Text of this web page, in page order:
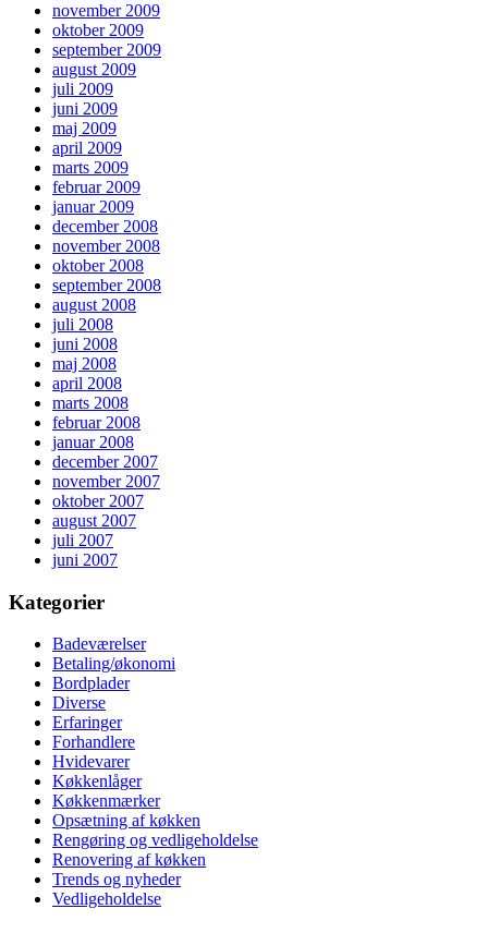
november 2009
oktober 2009
september 2009
august 2009
juli 2009
juni 2009
maj 2009
april 2009
marts 2009
februar 2009
januar 2009
december 2008
november 2008
oktober 2008
september 2008
august 2008
juli 2008
juni 2008
maj 2008
april 2008
marts 2008
februar 2008
januar 2008
december 2007
november 2007
oktober 2007
august 2007
juli 2007
juni 2007
Kategorier
Badeværelser
Betaling/økonomi
Bordplader
Diverse
Erfaringer
Forhandlere
Hvidevarer
Køkkenlåger
Køkkenmærker
Opsætning af køkken
Rengøring og vedligeholdelse
Renovering af køkken
Trends og nyheder
Vedligeholdelse